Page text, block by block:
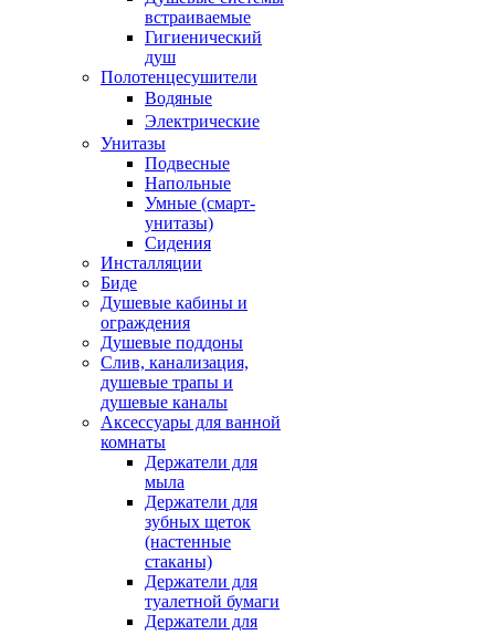
встраиваемые
Гигиенический
душ
Полотенцесушители
ㅤВодяные
ㅤЭлектрические
Унитазы
Подвесные
Напольные
Умные (смарт-
унитазы)
Сидения
Инсталляции
Биде
Душевые кабины и
ограждения
Душевые поддоны
Слив, канализация,
душевые трапы и
душевые каналы
Аксессуары для ванной
комнаты
Держатели для
мыла
Держатели для
зубных щеток
(настенные
стаканы)
Держатели для
туалетной бумаги
Держатели для